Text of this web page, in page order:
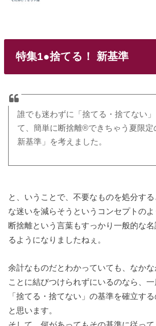
特集1●捨てる！ 新基準
誰でも迷わずに「捨てる・捨てない
て、簡単に断捨離®できちゃう夏限定
新基準」を考えました。
と、いうことで、不要なものを処分す
な迷いを減らそうというコンセプトのよ
断捨離という言葉もすっかり一般的な
るようになりましたねぇ。
余計なものだとわかっていても、なかな
ことに結びつけられずにいるのなら、
「捨てる・捨てない」の基準を確立す
と思います。